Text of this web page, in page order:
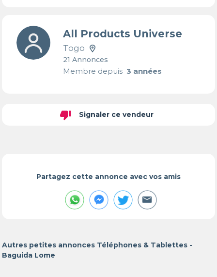
All Products Universe
Togo
21 Annonces
Membre depuis3 années
thumb_down Signaler ce vendeur
Partagez cette annonce avec vos amis
Autres petites annonces Téléphones & Tablettes -
Baguida Lome